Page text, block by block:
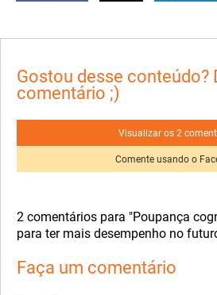
Gostou desse conteúdo?
comentário ;)
Visualizar os 2
Comente usando o
2 comentários para "Poupança
para ter mais desempenho no
Faça um comentário